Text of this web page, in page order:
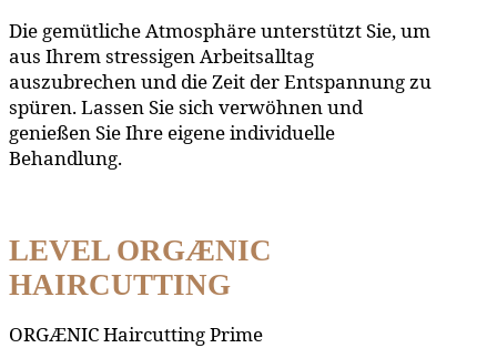
Die gemütliche Atmosphäre unterstützt Sie, um
aus Ihrem stressigen Arbeitsalltag
auszubrechen und die Zeit der Entspannung zu
spüren. Lassen Sie sich verwöhnen und
genießen Sie Ihre eigene individuelle
Behandlung.
LEVEL ORGÆNIC
HAIRCUTTING
ORGÆNIC Haircutting Prime